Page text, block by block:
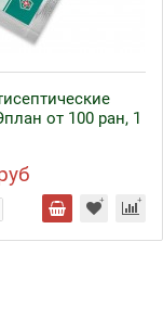
от 100 ран, 1